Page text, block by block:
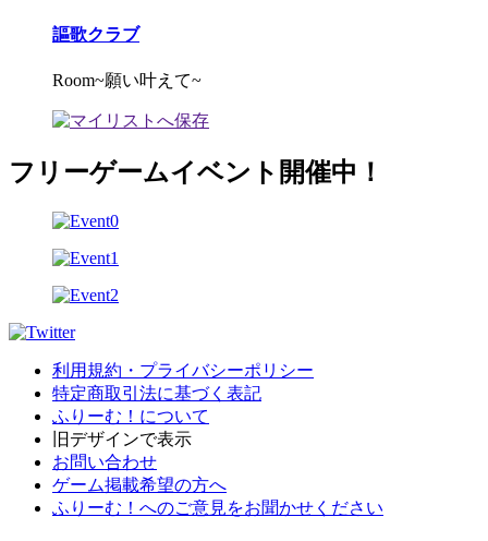
謳歌クラブ
Room~願い叶えて~
フリーゲームイベント開催中！
利用規約・プライバシーポリシー
特定商取引法に基づく表記
ふりーむ！について
旧デザインで表示
お問い合わせ
ゲーム掲載希望の方へ
ふりーむ！へのご意見をお聞かせください